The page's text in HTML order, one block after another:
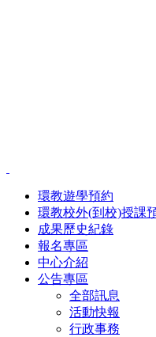
環教遊學預約
環教校外(到校)授課
成果歷史紀錄
報名專區
中心介紹
公告專區
全部訊息
活動快報
行政事務